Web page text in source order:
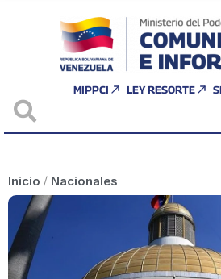
MIPPCI LEY RESORTE
Inicio / Nacionales